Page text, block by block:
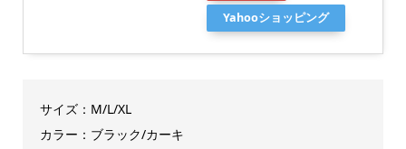
Yahooショッピング
サイズ：M/L/XL
カラー：ブラック/カーキ